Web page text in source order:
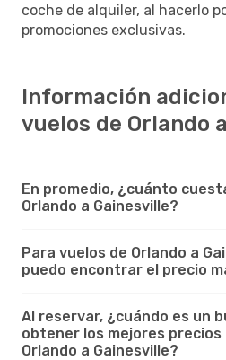
coche de alquiler, al hacerlo
promociones exclusivas.
Información
vuelos de Orlando
En promedio, ¿cuánto
Orlando a Gainesville?
Para vuelos de Orlando a
puedo encontrar el precio
Al reservar, ¿cuándo es un
obtener los mejores precios
Orlando a Gainesville?